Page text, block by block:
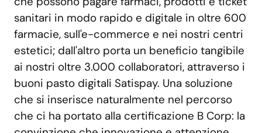
sanitari in modo rapido e digitale in oltre 600
farmacie, sull'e-commerce e nei nostri centri
estetici; dall'altro porta un beneficio tangibile
ai nostri oltre 3.000 collaboratori, attraverso i
buoni pasto digitali Satispay. Una soluzione
che si inserisce naturalmente nel percorso
che ci ha portato alla certificazione B Corp: la